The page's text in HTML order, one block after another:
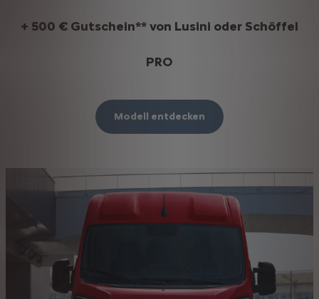
+ 500 € Gutschein** von Lusini oder Schöffel
PRO
Modell entdecken